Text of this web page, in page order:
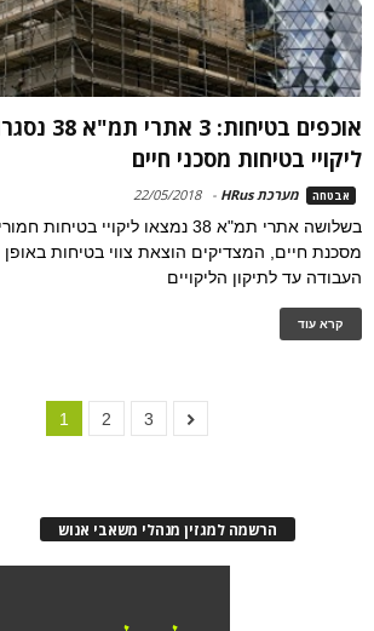
אוכפים בטיחות:
ליקויי בטיחות מסכני חיים
אבטחה מערכת HRus -
22/05/2018
בשלושה אתרי תמ"א 38 נמצאו ליקויי
מסכנת חיים, המצדיקים הוצאת צווי בטיחות
העבודה עד לתיקון הליקויים
קרא עוד
1 2 3
הרשמה למגזין מנהלי משאבי אנוש